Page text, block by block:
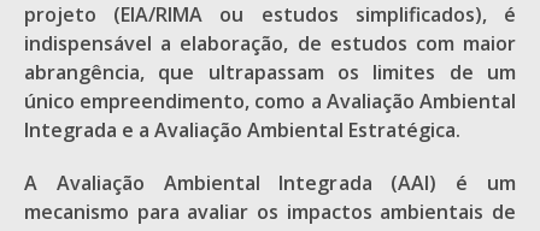
projeto (EIA/RIMA ou estudos simplificados), é
indispensável a elaboração, de estudos com maior
abrangência, que ultrapassam os limites de um
único empreendimento, como a Avaliação Ambiental
Integrada e a Avaliação Ambiental Estratégica.
A Avaliação Ambiental Integrada (AAI) é um
mecanismo para avaliar os impactos ambientais de